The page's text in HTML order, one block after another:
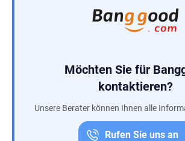
Möchten Sie für
kontaktieren?
Unsere Berater können Ihnen alle
Rufen Sie uns an